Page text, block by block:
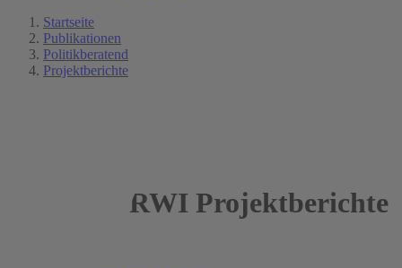
Startseite
Publikationen
Politikberatend
Projektberichte
RWI Projektberichte